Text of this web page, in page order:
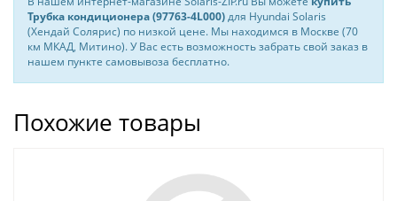
Трубка кондиционера (97763-4L000)для Hyundai Solaris
(Хендай Солярис) по низкой цене. Мы находимся в Москве (70
км МКАД, Митино). У Вас есть возможность забрать свой заказ в
нашем пункте самовывоза бесплатно.
Похожие товары